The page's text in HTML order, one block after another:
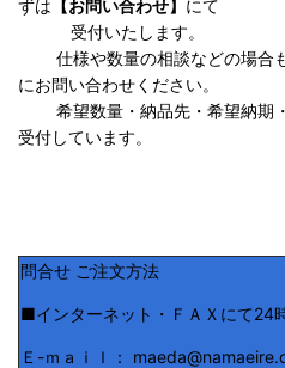
ずは 【お問い合わせ】 にて
受付いたします。
仕様や数量の相談などの場合
にお問い合わせください。
希望数量・納品先・希望納期・
受付しています。
問合せ ご注文方法
■インターネット・ＦＡＸにて24
Ｅ-ｍａｉｌ：